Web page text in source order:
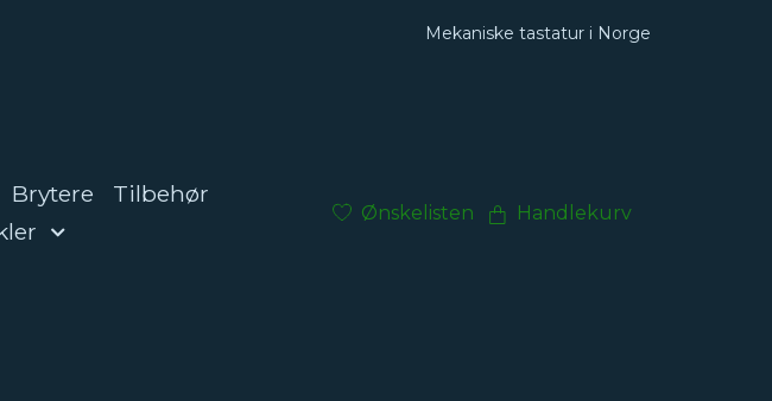
Mekaniske tastatur i Norge
Brytere
Tilbehør
Ønskelisten Handlekurv